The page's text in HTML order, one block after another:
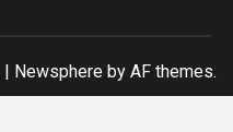
Newsphere by AF themes.